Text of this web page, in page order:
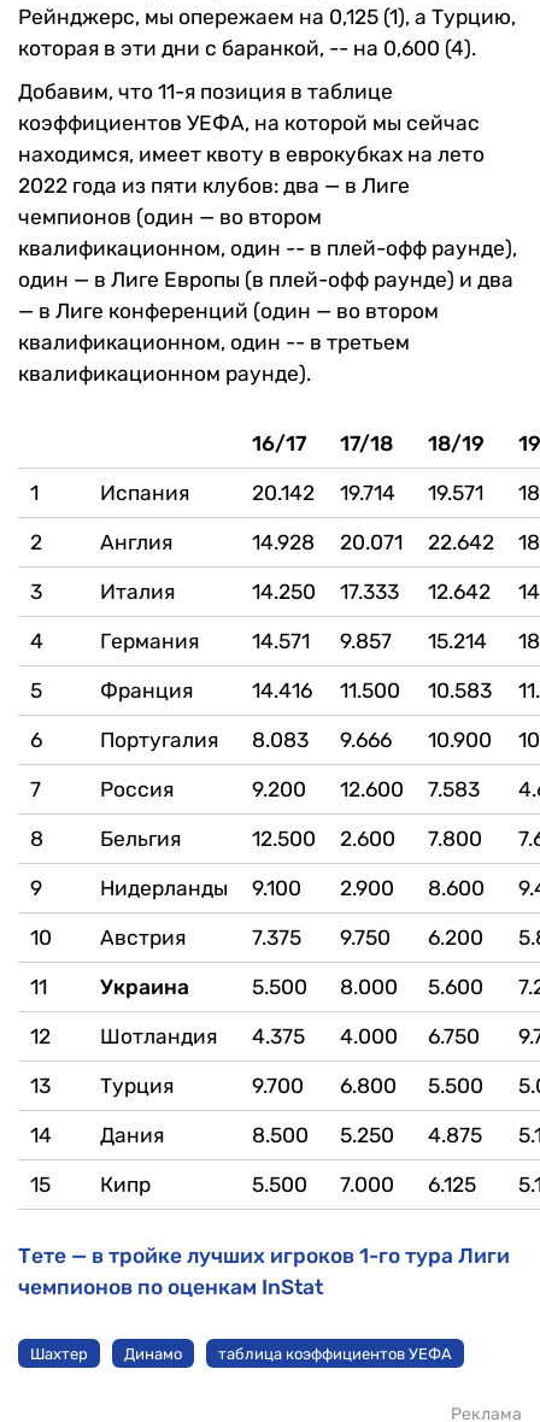
Рейнджерс, мы опережаем на 0,125 (1), а Турцию,
которая в эти дни с баранкой, -- на 0,600 (4).
Добавим, что 11-я позиция в таблице
коэффициентов УЕФА, на которой мы сейчас
находимся, имеет квоту в еврокубках на лето
2022 года из пяти клубов: два — в Лиге
чемпионов (один — во втором
квалификационном, один -- в плей-офф раунде),
один — в Лиге Европы (в плей-офф раунде) и два
— в Лиге конференций (один — во втором
квалификационном, один -- в третьем
квалификационном раунде).
16/17 17/18 18/19
1 Испания 20.142 19.714 19.571
2 Англия 14.928 20.071 22.642
3 Италия 14.250 17.333 12.642
4 Германия 14.571 9.857 15.214
5 Франция 14.416 11.500 10.583
6 Португалия 8.083 9.666 10.900
7 Россия 9.200 12.600 7.583
8 Бельгия 12.500 2.600 7.800
9 Нидерланды 9.100 2.900 8.600
10 Австрия 7.375 9.750 6.200
11 Украина 5.500 8.000 5.600
12 Шотландия 4.375 4.000 6.750
13 Турция 9.700 6.800 5.500
14 Дания 8.500 5.250 4.875
15 Кипр 5.500 7.000 6.125
Тете — в тройке лучших игроков 1-го тура Лиги
чемпионов по оценкам InStat
Шахтер Динамо таблица коэффициентов УЕФА
Реклама